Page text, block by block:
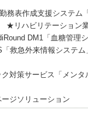
表作成支援システム
リハビリテーション
DM1「血糖管理
救急外来情報システム
策サービス「メンタ
ジソリューション